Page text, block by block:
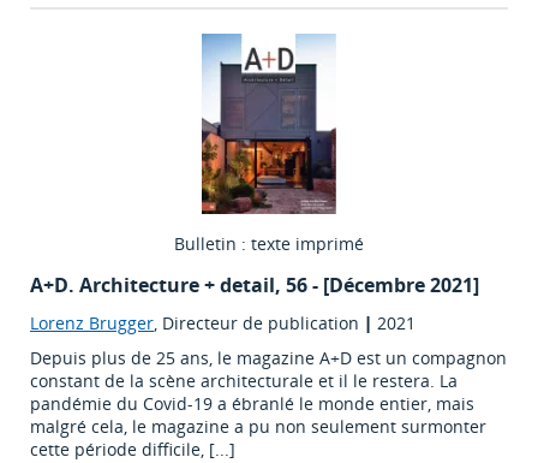
Bulletin : texte imprimé
A+D. Architecture + detail, 56 - [Décembre 2021]
Lorenz Brugger, Directeur de publication | 2021
Depuis plus de 25 ans, le magazine A+D est un compagnon
constant de la scène architecturale et il le restera. La
pandémie du Covid-19 a ébranlé le monde entier, mais
malgré cela, le magazine a pu non seulement surmonter
cette période difficile, [...]